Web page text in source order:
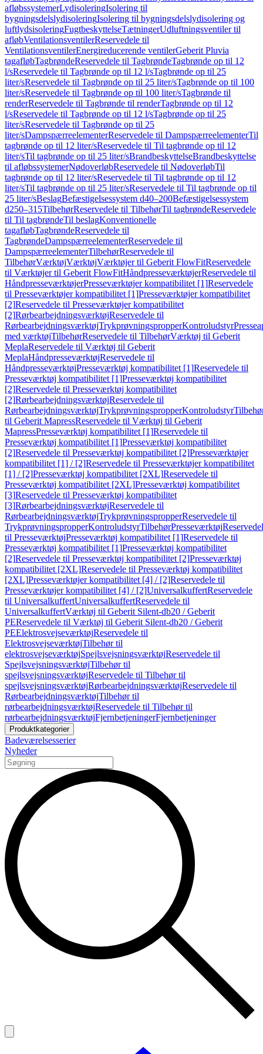
afløbssystemerLydisoleringIsolering til
bygningsdelslydisoleringIsolering til bygningsdelslydisolering og
luftlydsisoleringFugtbeskyttelseTætningerUdluftningsventiler til
afløbVentilationsventilerReservedele til
VentilationsventilerEnergireducerende ventilerGeberit Pluvia
tagafløbTagbrøndeReservedele til TagbrøndeTagbrønde op til 12
l/sReservedele til Tagbrønde op til 12 l/sTagbrønde op til 25
liter/sReservedele til Tagbrønde op til 25 liter/sTagbrønde op til 100
liter/sReservedele til Tagbrønde op til 100 liter/sTagbrønde til
renderReservedele til Tagbrønde til renderTagbrønde op til 12
l/sReservedele til Tagbrønde op til 12 l/sTagbrønde op til 25
liter/sReservedele til Tagbrønde op til 25
liter/sDampspærreelementerReservedele til DampspærreelementerTil
tagbrønde op til 12 liter/sReservedele til Til tagbrønde op til 12
liter/sTil tagbrønde op til 25 liter/sBrandbeskyttelseBrandbeskyttelse
til afløbssystemerNødoverløbReservedele til NødoverløbTil
tagbrønde op til 12 liter/sReservedele til Til tagbrønde op til 12
liter/sTil tagbrønde op til 25 liter/sReservedele til Til tagbrønde op til
25 liter/sBeslagBefæstigelsessystem d40–200Befæstigelsessystem
d250–315TilbehørReservedele til TilbehørTil tagbrøndeReservedele
til Til tagbrøndeTil beslagKonventionelle
tagafløbTagbrøndeReservedele til
TagbrøndeDampspærreelementerReservedele til
DampspærreelementerTilbehørReservedele til
TilbehørVærktøjVærktøjVærktøjer til Geberit FlowFitReservedele
til Værktøjer til Geberit FlowFitHåndpresseværktøjerReservedele til
HåndpresseværktøjerPresseværktøjer kompatibilitet [1]Reservedele
til Presseværktøjer kompatibilitet [1]Presseværktøjer kompatibilitet
[2]Reservedele til Presseværktøjer kompatibilitet
[2]RørbearbejdningsværktøjReservedele til
RørbearbejdningsværktøjTrykprøvningspropperKontroludstyr
med værktøjTilbehørReservedele til TilbehørVærktøj til Geberit
MeplaReservedele til Værktøj til Geberit
MeplaHåndpresseværktøjReservedele til
HåndpresseværktøjPresseværktøj kompatibilitet [1]Reservedele til
Presseværktøj kompatibilitet [1]Presseværktøj kompatibilitet
[2]Reservedele til Presseværktøj kompatibilitet
[2]RørbearbejdningsværktøjReservedele til
RørbearbejdningsværktøjTrykprøvningspropperKontroludstyr
til Geberit MapressReservedele til Værktøj til Geberit
MapressPresseværktøj kompatibilitet [1]Reservedele til
Presseværktøj kompatibilitet [1]Presseværktøj kompatibilitet
[2]Reservedele til Presseværktøj kompatibilitet [2]Presseværktøjer
kompatibilitet [1] / [2]Reservedele til Presseværktøjer kompatibilitet
[1] / [2]Presseværktøj kompatibilitet [2XL]Reservedele til
Presseværktøj kompatibilitet [2XL]Presseværktøj kompatibilitet
[3]Reservedele til Presseværktøj kompatibilitet
[3]RørbearbejdningsværktøjReservedele til
RørbearbejdningsværktøjTrykprøvningspropperReservedele til
TrykprøvningspropperKontroludstyrTilbehørPresseværktøj
til PresseværktøjPresseværktøj kompatibilitet [1]Reservedele til
Presseværktøj kompatibilitet [1]Presseværktøj kompatibilitet
[2]Reservedele til Presseværktøj kompatibilitet [2]Presseværktøj
kompatibilitet [2XL]Reservedele til Presseværktøj kompatibilitet
[2XL]Presseværktøjer kompatibilitet [4] / [2]Reservedele til
Presseværktøjer kompatibilitet [4] / [2]UniversalkuffertReservedele
til UniversalkuffertUniversalkuffertReservedele til
UniversalkuffertVærktøj til Geberit Silent-db20 / Geberit
PEReservedele til Værktøj til Geberit Silent-db20 / Geberit
PEElektrosvejseværktøjReservedele til
ElektrosvejseværktøjTilbehør til
elektrosvejseværktøjSpejlsvejsningsværktøjReservedele til
SpejlsvejsningsværktøjTilbehør til
spejlsvejsningsværktøjReservedele til Tilbehør til
spejlsvejsningsværktøjRørbearbejdningsværktøjReservedele til
RørbearbejdningsværktøjTilbehør til
rørbearbejdningsværktøjReservedele til Tilbehør til
rørbearbejdningsværktøjFjernbetjeningerFjernbetjeninger
Produktkategorier
Badeværelsesserier
Nyheder